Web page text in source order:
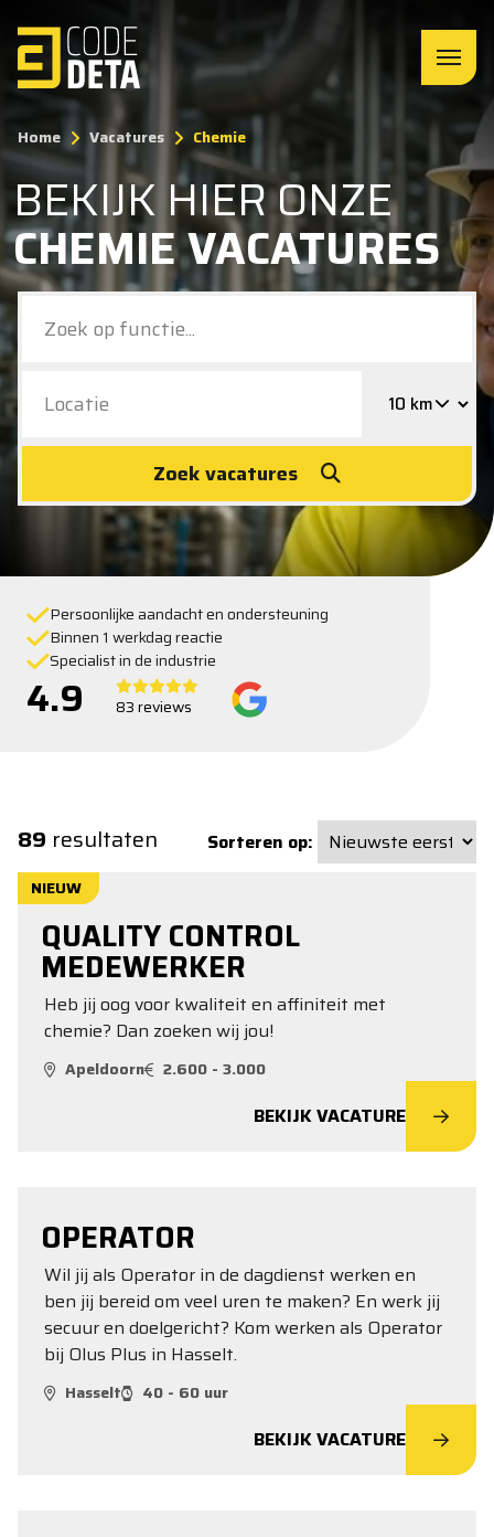
Home Vacatures Chemie
BEKIJK HIER ONZE
CHEMIE VACATURES
Zoek vacatures
Persoonlijke aandacht en ondersteuning
Binnen 1 werkdag reactie
Specialist in de industrie
4.9 83 reviews
89 resultaten Sorteren op:
NIEUW
QUALITY CONTROL
MEDEWERKER
Heb jij oog voor kwaliteit en affiniteit met
chemie? Dan zoeken wij jou!
Apeldoorn 2.600 - 3.000
BEKIJK VACATURE
OPERATOR
Wil jij als Operator in de dagdienst werken en
ben jij bereid om veel uren te maken? En werk jij
secuur en doelgericht? Kom werken als Operator
bij Olus Plus in Hasselt.
Hasselt 40 - 60 uur
BEKIJK VACATURE